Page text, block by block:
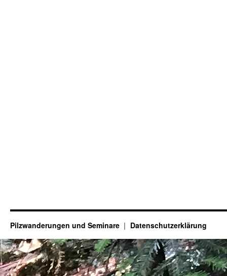
Pilzwanderungen und Seminare Datenschutzerklärung